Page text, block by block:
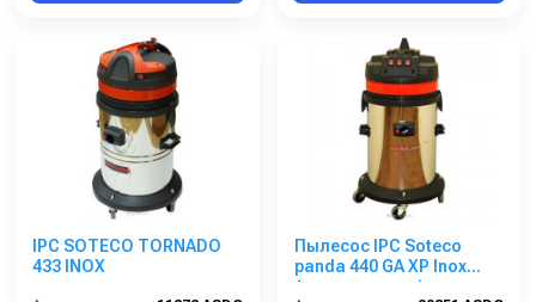
IPC SOTECO TORNADO
433 INOX
Пылесос IPC Soteco
panda 440 GA XP Inox
(пылеводосос)